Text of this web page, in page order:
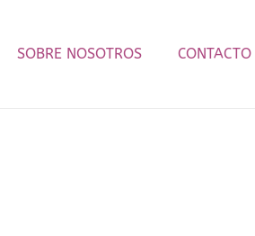
SOBRE NOSOTROS CONTACTO